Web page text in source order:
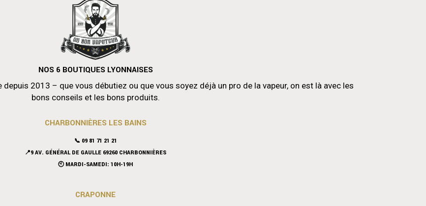
NOS 6 BOUTIQUES LYONNAISES
depuis 2013 – que vous débutiez ou que vous soyez déjà un pro de la vapeur, on est là avec les
bons conseils et les bons produits.
CHARBONNIÈRES LES BAINS
📞 09 81 71 21 21
📍9 AV. GÉNÉRAL DE GAULLE 69260 CHARBONNIÈRES
🕙 MARDI-SAMEDI: 10H-19H
CRAPONNE